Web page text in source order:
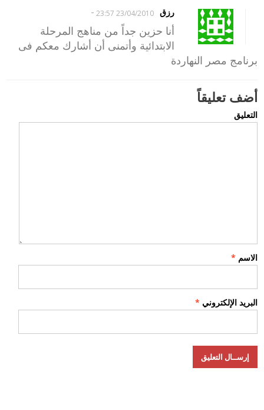
رزق 23/04/2010 23:57
-
أنا حزين جداً من مناهج المرحلة
الابتدائية وأتمنى أن أشارك معكم فى
برنامج مصر النهاردة
أضف تعليقاً
التعليق
الاسم *
البريد الإلكتروني *